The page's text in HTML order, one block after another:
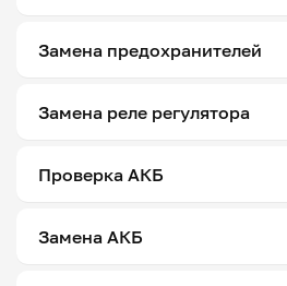
Замена предохранителей
Замена реле регулятора
Проверка АКБ
Замена АКБ